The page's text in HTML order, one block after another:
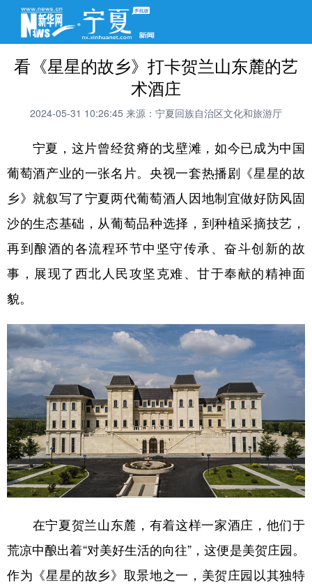
看《星星的故乡》打卡贺兰山东麓的艺
术酒庄
2024-05-31 10:26:45 来源：宁夏回族自治区文化和旅游厅
宁夏，这片曾经贫瘠的戈壁滩，如今已成为中国
葡萄酒产业的一张名片。央视一套热播剧《星星的故
乡》就叙写了宁夏两代葡萄酒人因地制宜做好防风固
沙的生态基础，从葡萄品种选择，到种植采摘技艺，
再到酿酒的各流程环节中坚守传承、奋斗创新的故
事，展现了西北人民攻坚克难、甘于奉献的精神面
貌。
在宁夏贺兰山东麓，有着这样一家酒庄，他们于
荒凉中酿出着“对美好生活的向往”，这便是美贺庄园。
作为《星星的故乡》取景地之一，美贺庄园以其独特